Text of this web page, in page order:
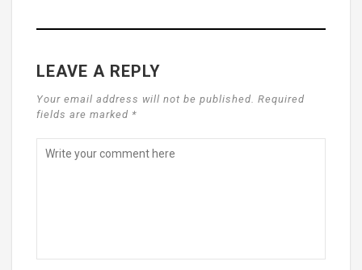
LEAVE A REPLY
Your email address will not be published. Required
fields are marked *